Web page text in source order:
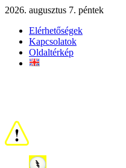
2026. augusztus 7. péntek
Elérhetőségek
Kapcsolatok
Oldaltérkép